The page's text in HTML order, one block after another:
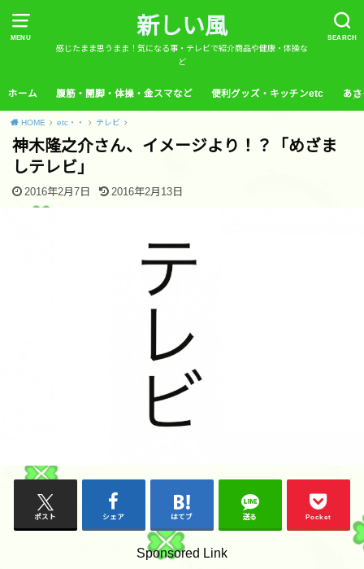
MENU SEARCH
新しい風
感じたまま思うまま！気になる事・テレビで紹介商品や健康・体操な
ど
ホーム 腹筋・開脚・体操・金スマなど 便利グッズ・キッチンetc あ
HOME etc・・ テレビ
神木隆之介さん、イメージより！？「めざま
しテレビ」
2016年2月7日 2016年2月13日
ポスト シェア はてブ 送る Pocket
Sponsored Link